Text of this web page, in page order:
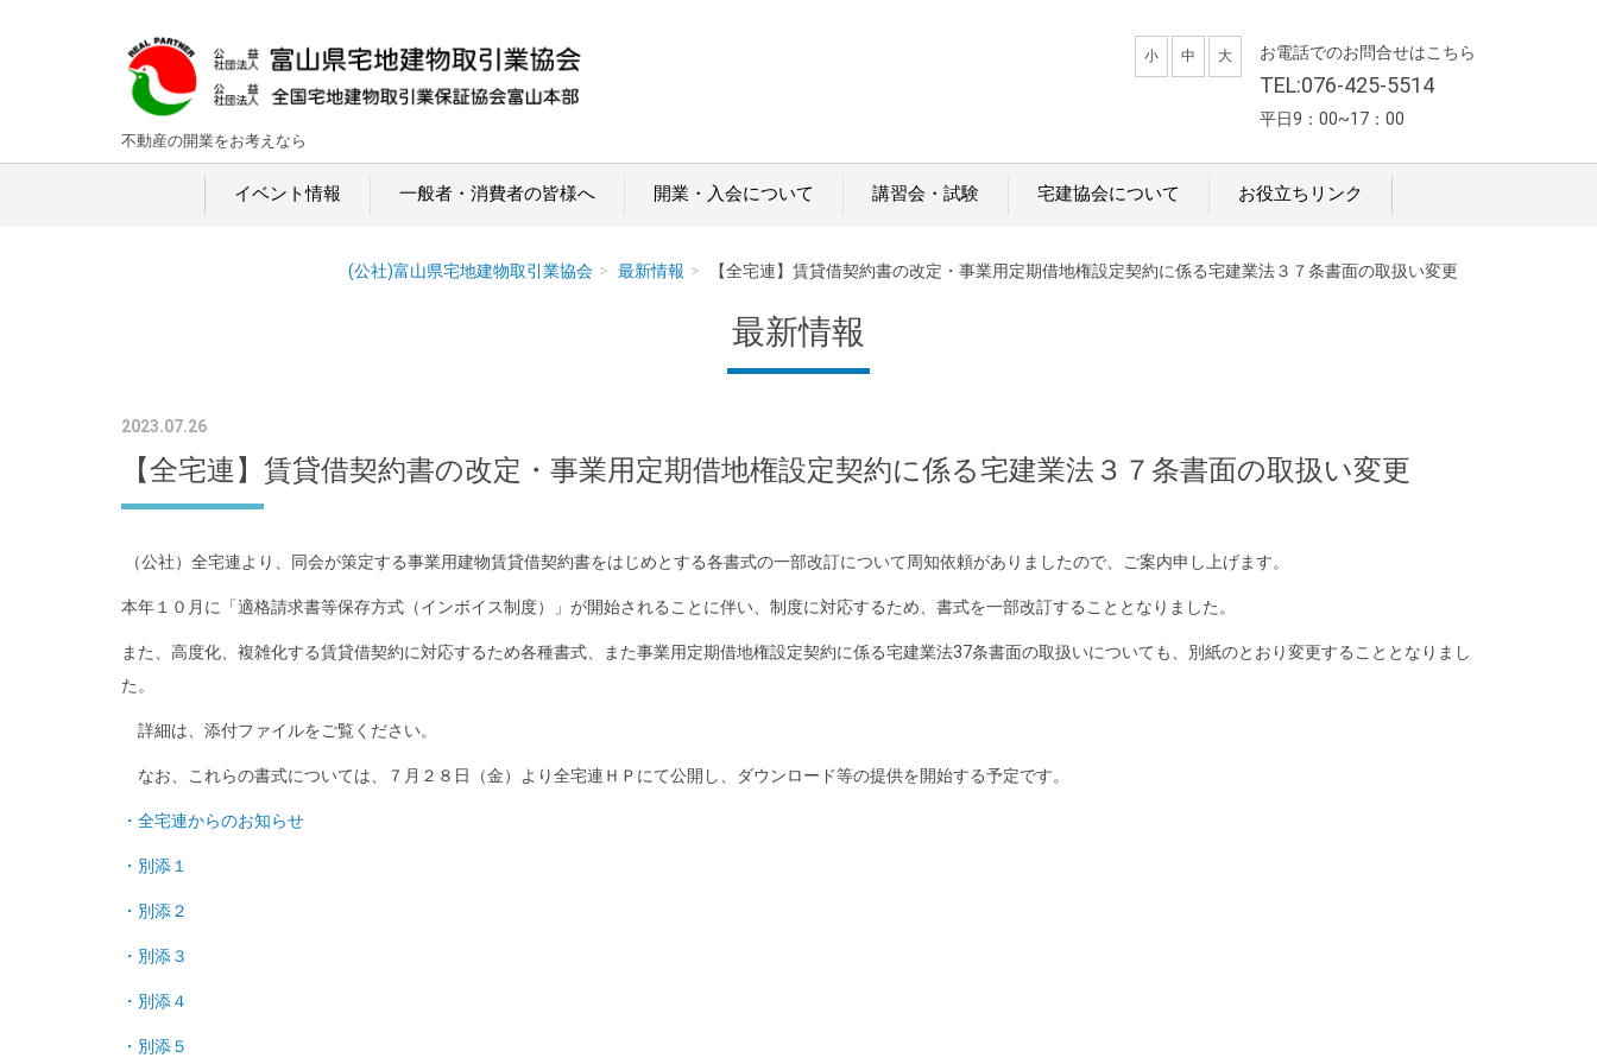
不動産の開業をお考えなら
お電話でのお問合せはこちら
TEL:076-425-5514
平日9：00~17：00
小 中 大
イベント情報 一般者・消費者の皆様へ 開業・入会について 講習会・試験 宅建協会について お役立ちリンク
(公社)富山県宅地建物取引業協会 最新情報 【全宅連】賃貸借契約書の改定・事業用定期借地権設定契約に係る宅建業法３７条書面の取扱い変更
最新情報
2023.07.26
【全宅連】賃貸借契約書の改定・事業用定期借地権設定契約に係る宅建業法３７条書面の取扱い変更
（公社）全宅連より、同会が策定する事業用建物賃貸借契約書をはじめとする各書式の一部改訂について周知依頼がありましたので、ご案内申し上げます。
本年１０月に「適格請求書等保存方式（インボイス制度）」が開始されることに伴い、制度に対応するため、書式を一部改訂することとなりました。
また、高度化、複雑化する賃貸借契約に対応するため各種書式、また事業用定期借地権設定契約に係る宅建業法37条書面の取扱いについても、別紙のとおり変更することとなりまし
た。
詳細は、添付ファイルをご覧ください。
なお、これらの書式については、７月２８日（金）より全宅連ＨＰにて公開し、ダウンロード等の提供を開始する予定です。
・全宅連からのお知らせ
・別添１
・別添２
・別添３
・別添４
・別添５